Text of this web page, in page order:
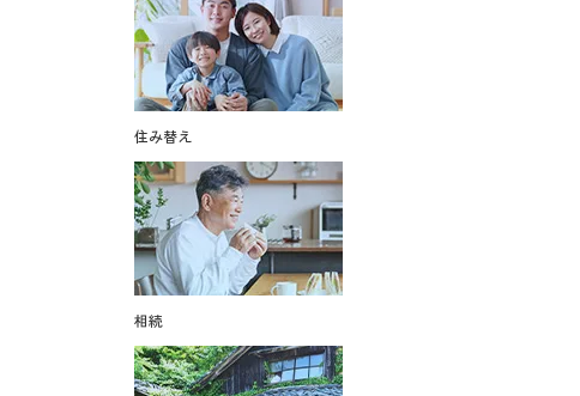
住み替え
相続